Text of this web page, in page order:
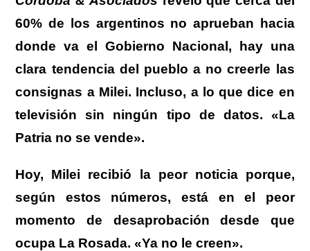
60% de los argentinos no aprueban hacia
donde va el Gobierno Nacional, hay una
clara tendencia del pueblo a no creerle las
consignas a Milei. Incluso, a lo que dice en
televisión sin ningún tipo de datos. «La
Patria no se vende».
Hoy, Milei recibió la peor noticiaporque,
según estos números, está en el peor
momento de desaprobación desde que
ocupa La Rosada.«Ya no le creen».